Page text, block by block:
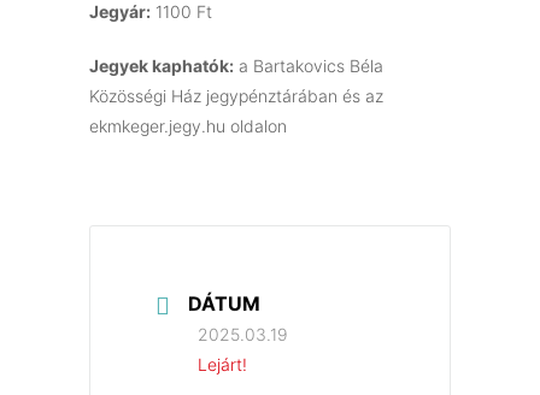
Jegyár: 1100 Ft
Jegyek kaphatók: a Bartakovics Béla
Közösségi Ház jegypénztárában és az
ekmkeger.jegy.hu oldalon
DÁTUM
2025.03.19
Lejárt!